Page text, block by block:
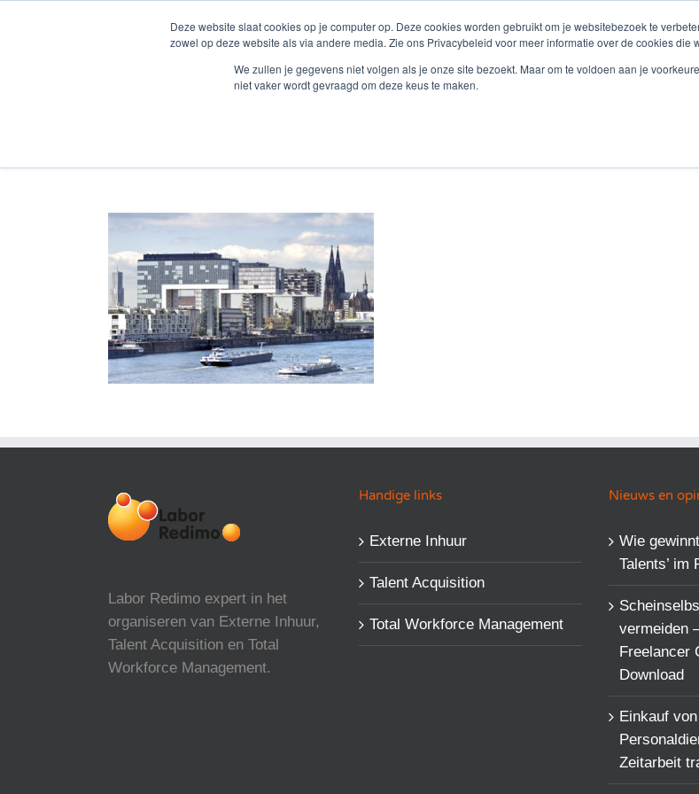
Deze website slaat cookies op je computer op. Deze cookies worden gebruikt om je websitebezoek te
zowel op deze website als via andere media. Zie ons Privacybeleid voor meer informatie over de cookies die
We zullen je gegevens niet volgen als je onze site bezoekt. Maar om te voldoen aan je
niet vaker wordt gevraagd om deze keus te maken.
Startseite Dienstleistungen Über Labor Redimo
Labor Redimo expert in het
organiseren van Externe Inhuur,
Talent Acquisition en Total
Workforce Management.
Handige links
Externe Inhuur
Talent Acquisition
Total Workforce Management
Nieuws en
Wie
Talents’​ im
vermeiden
Freelancer
Download
Einkauf von
Zeitarbeit